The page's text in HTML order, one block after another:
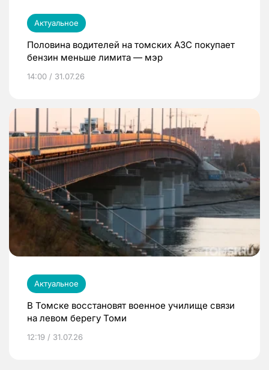
Актуальное
Половина водителей на томских АЗС покупает
бензин меньше лимита — мэр
14:00 / 31.07.26
Актуальное
В Томске восстановят военное училище связи
на левом берегу Томи
12:19 / 31.07.26